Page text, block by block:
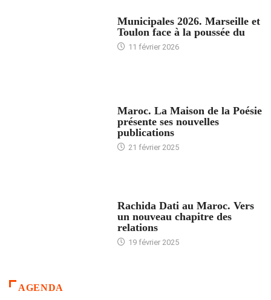
Municipales 2026. Marseille et
Toulon face à la poussée du
11 février 2026
Maroc. La Maison de la Poésie
présente ses nouvelles
publications
21 février 2025
Rachida Dati au Maroc. Vers
un nouveau chapitre des
relations
19 février 2025
AGENDA